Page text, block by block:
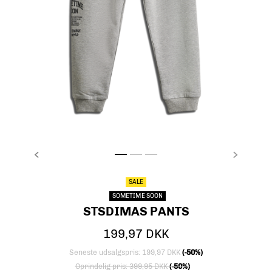
FORRIGE stsDIMAS PANTS, LIGHT GREY MELANGE,
stsDIMAS PANTS, LIGHT GREY
stsDIMAS PANTS, LIGHT GREY
NÆSTE
SALE
SOMETIME SOON
STSDIMAS PANTS
199,97 DKK
Seneste udsalgspris: 199,97 DKK (-50%)
Nedsat fra
Oprindelig pris: 399,95 DKK(-50%)